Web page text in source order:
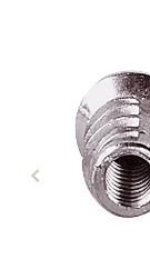
Précédent
keyboard_arrow_left